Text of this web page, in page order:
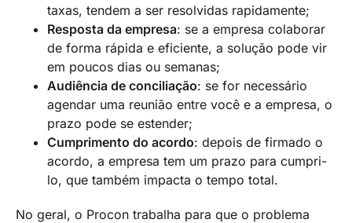
taxas, tendem a ser resolvidas rapidamente;
Resposta da empresa: se a empresa colaborar
de forma rápida e eficiente, a solução pode vir
em poucos dias ou semanas;
Audiência de conciliação: se for necessário
agendar uma reunião entre você e a empresa, o
prazo pode se estender;
Cumprimento do acordo: depois de firmado o
acordo, a empresa tem um prazo para cumpri-
lo, que também impacta o tempo total.
No geral, o Procon trabalha para que o problema